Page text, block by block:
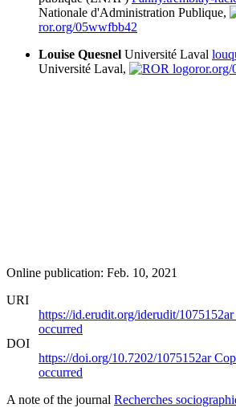
Nationale d'Administration Publique,
ror.org/05wwfbb42
Louise Quesnel Université Laval
Université Laval,
ror.org/
Online publication: Feb. 10, 2021
URI
https://id.erudit.org/iderudit/1075152ar
occurred
DOI
https://doi.org/10.7202/1075152ar
occurred
A note of the journal Recherches